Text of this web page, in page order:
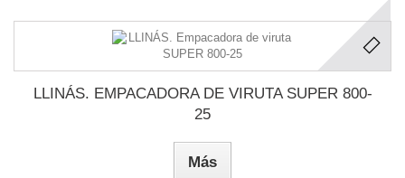
LLINÁS. EMPACADORA DE VIRUTA SUPER 800-
25
Más